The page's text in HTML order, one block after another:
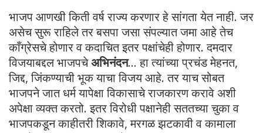
भाजप आणखी किती वर्ष राज्य करणार हे सांगता येत नाही. जर
असेच सुरू राहिले तर बसपा जसा संपल्यात जमा आहे तेच
काँग्रेसचे होणार व कदाचित इतर पक्षांचेही होणार. दमदार
विजयाबद्दल भाजपचेअभिनंदन… हा त्यांच्या प्रचंड मेहनत,
जिद्द, जिंकण्याची भूक याचा विजय आहे. तर याच सोबत
भाजपने जात धर्म यापेक्षा विकासाचे राजकारण करावे अशी
अपेक्षा व्यक्त करतो. इतर विरोधी पक्षानेही सततच्या चुका व
भाजपकडून काहीतरी शिकावे, मरगळ झटकावी व कामाला